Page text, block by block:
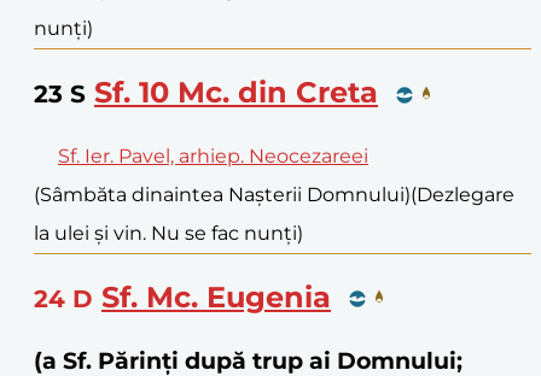
nunți)
23 S Sf. 10 Mc. din Creta
Sf. Ier. Pavel, arhiep. Neocezareei
(Sâmbăta dinaintea Nașterii Domnului)(Dezlegare
la ulei și vin. Nu se fac nunți)
24 D Sf. Mc. Eugenia
(a Sf. Părinți după trup ai Domnului;